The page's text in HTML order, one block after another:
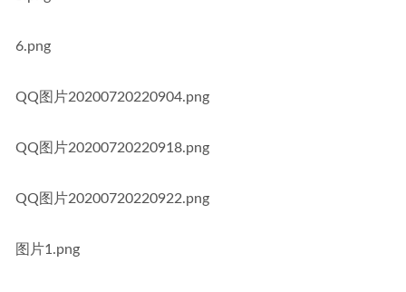
6.png
QQ图片20200720220904.png
QQ图片20200720220918.png
QQ图片20200720220922.png
图片1.png